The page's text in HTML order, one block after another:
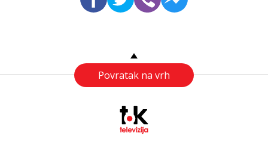
Povratak na vrh